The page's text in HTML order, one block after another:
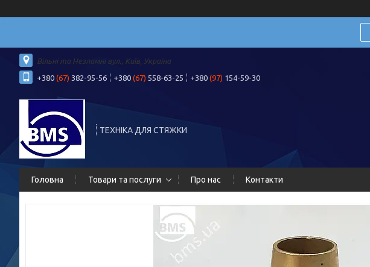
Вільні та Незламні вул., Київ, Україна
+380 (67) 382-95-56 +380 (67) 558-63-25 +380 (97) 154-59-30
ТЕХНІКА ДЛЯ СТЯЖКИ
Головна Товари та послуги Про нас Контакти